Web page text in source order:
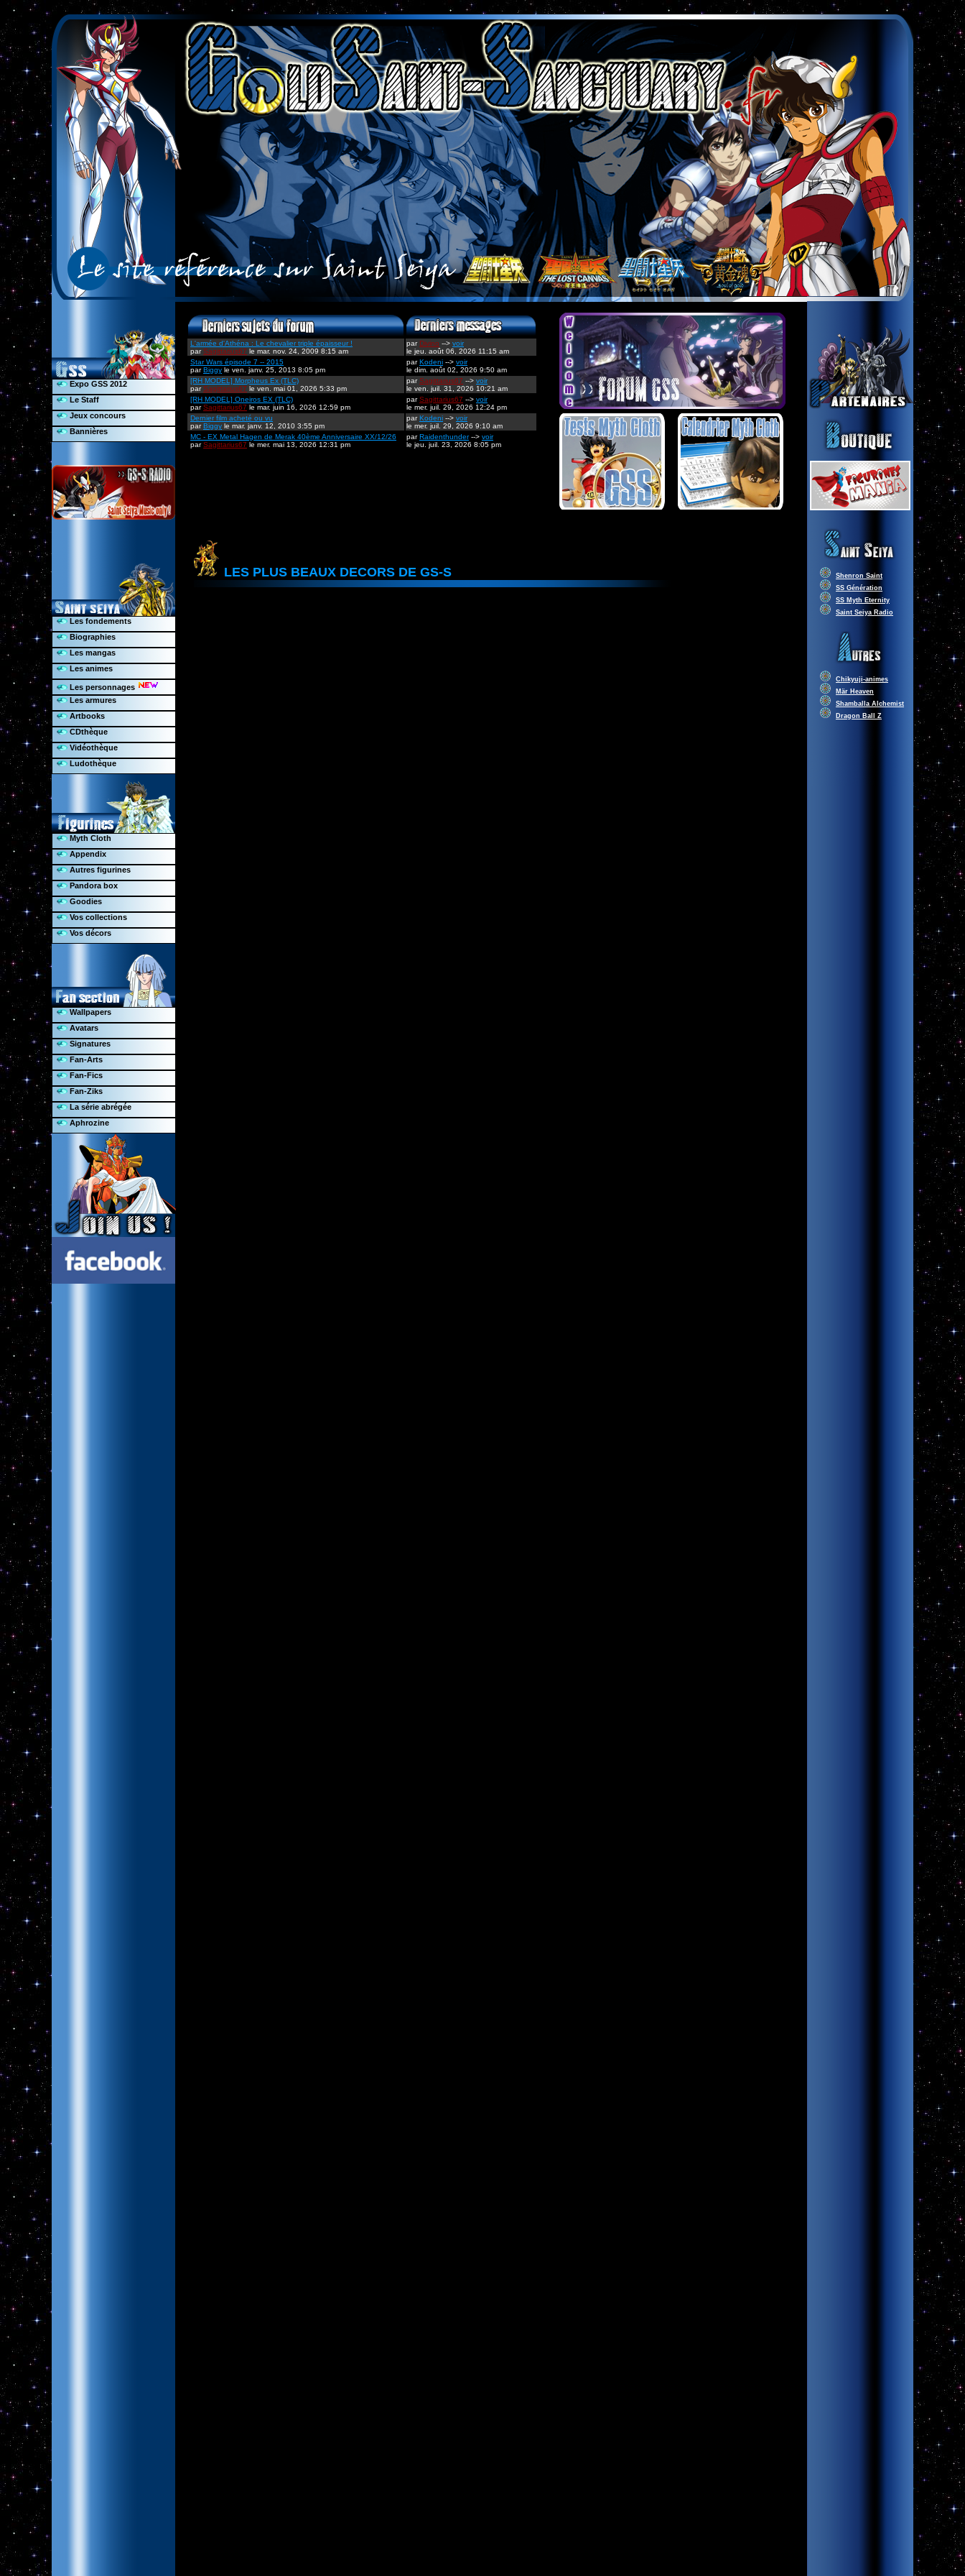
Expo GSS 2012
Le Staff
Jeux concours
Bannières
Les fondements
Biographies
Les mangas
Les animes
Les personnages
Les armures
Artbooks
CDthèque
Vidéothèque
Ludothèque
Myth Cloth
Appendix
Autres figurines
Pandora box
Goodies
Vos collections
Vos décors
Wallpapers
Avatars
Signatures
Fan-Arts
Fan-Fics
Fan-Ziks
La série abrégée
Aphrozine
Shenron Saint
SS Génération
SS Myth Eternity
Saint Seiya Radio
Chikyuji-animes
Mär Heaven
Shamballa Alchemist
Dragon Ball Z
L'armée d'Athéna : Le chevalier triple épaisseur !
parSagittarius67 le mar. nov. 24, 2009 8:15 am
par Divino --> voir
le jeu. août 06, 2026 11:15 am
Star Wars épisode 7 -- 2015
parBiggy le ven. janv. 25, 2013 8:05 pm
parKodeni --> voir
le dim. août 02, 2026 9:50 am
[RH MODEL] Morpheus Ex (TLC)
parSagittarius67 le ven. mai 01, 2026 5:33 pm
parSagittarius67 --> voir
le ven. juil. 31, 2026 10:21 am
[RH MODEL] Oneiros EX (TLC)
parSagittarius67 le mar. juin 16, 2026 12:59 pm
parSagittarius67 --> voir
le mer. juil. 29, 2026 12:24 pm
Dernier film acheté ou vu
parBiggy le mar. janv. 12, 2010 3:55 pm
parKodeni --> voir
le mer. juil. 29, 2026 9:10 am
MC - EX Metal Hagen de Merak 40ème Anniversaire XX/12/26
parSagittarius67 le mer. mai 13, 2026 12:31 pm
parRaidenthunder--> voir
le jeu. juil. 23, 2026 8:05 pm
LES PLUS BEAUX DECORS DE GS-S